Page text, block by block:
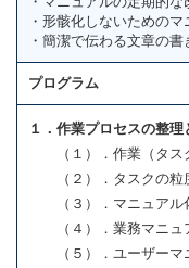
・形骸化しないための
・簡潔で伝わる文章の
プログラム
１．作業プロセスの整理
（１）．作業（タス
（２）．タスクの粒
（３）．マニュアル
（４）．業務マニュ
（５）．ユーザーマ